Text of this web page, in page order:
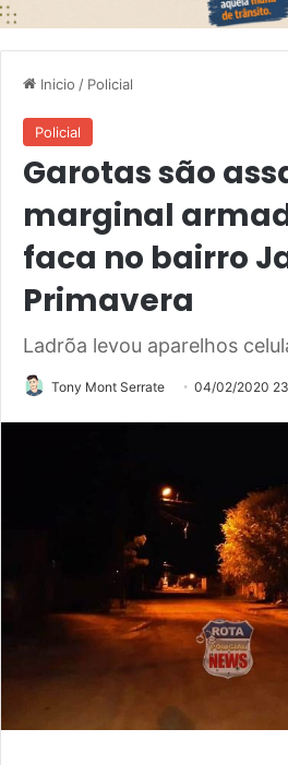
Inicio / Policial
Policial
Garotas são
marginal
faca no bairro
Primavera
Ladrõa levou aparelhos
Tony Mont Serrate 04/02/2020